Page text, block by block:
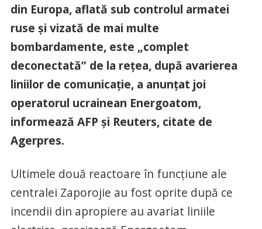
din Europa, aflată sub controlul armatei
ruse şi vizată de mai multe
bombardamente, este „complet
deconectată” de la reţea, după avarierea
liniilor de comunicaţie, a anunţat joi
operatorul ucrainean Energoatom,
informează AFP şi Reuters, citate de
Agerpres.
Ultimele două reactoare în funcţiune ale
centralei Zaporojie au fost oprite după ce
incendii din apropiere au avariat liniile